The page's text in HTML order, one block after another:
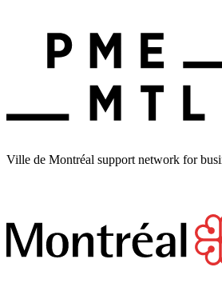
Ville de Montréal support network for